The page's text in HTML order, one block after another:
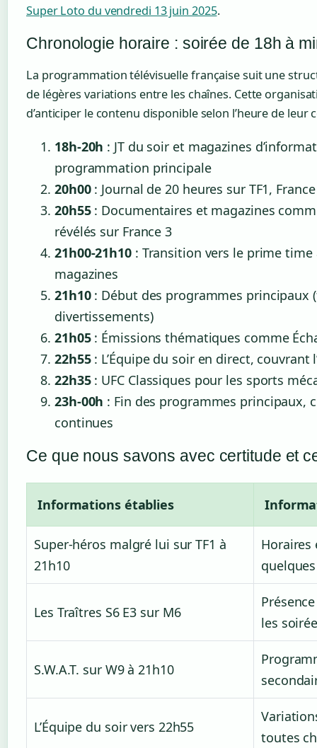
Super Loto du vendredi 13 juin 2025.
Chronologie horaire : soirée de 18h à
La programmation télévisuelle française suit une
de légères variations entre les chaînes. Cette
d’anticiper le contenu disponible selon l’heure de leur
18h-20h : JT du soir et magazines
programmation principale
20h00: Journal de 20 heures sur TF1,
20h55: Documentaires et magazines
révélés sur France 3
21h00-21h10: Transition vers le prime time
magazines
21h10: Début des programmes principaux
divertissements)
21h05: Émissions thématiques comme
22h55: L’Équipe du soir en direct, couvrant
22h35: UFC Classiques pour les sports
23h-00h : Fin des programmes principaux,
continues
Ce que nous savons avec certitude et
Informations établies
Super-héros malgré lui sur TF1 à
21h10
Horaires
Les Traîtres S6 E3 sur M6
les
S.W.A.T. sur W9 à 21h10
L’Équipe du soir vers 22h55
toutes